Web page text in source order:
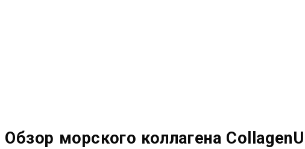
Обзор морского коллагена